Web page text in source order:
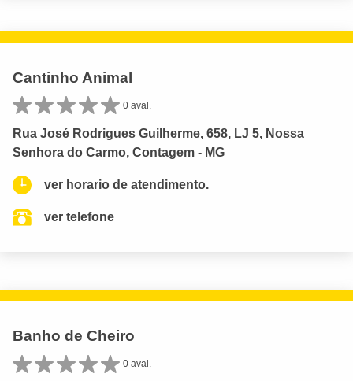
Cantinho Animal
0 aval.
Rua José Rodrigues Guilherme, 658, LJ 5, Nossa
Senhora do Carmo, Contagem - MG
ver horario de atendimento.
ver telefone
Banho de Cheiro
0 aval.